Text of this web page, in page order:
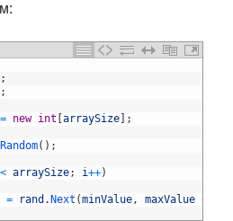
;
;
= new int [arraySize ;
Random( ) ;
< arraySize; i++)
= rand . Next (minValue, maxValue +